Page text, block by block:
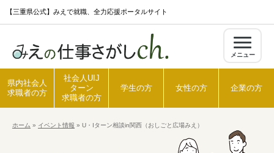
k
c
【三重県公式】みえで就職、全力応援ポータルサイト
メニュー
県内社会人
求職者の方
社会人UIJ
ターン
求職者の方
学生の方 女性の方 企業の方
ホーム » イベント情報 » U・Iターン相談in関西（おしごと広場みえ）